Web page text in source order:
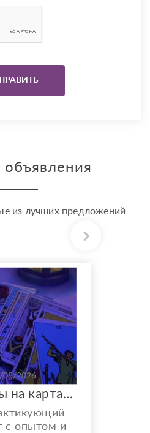
из лучших предложений
08/2026
Расклады на картах Таро. Таролог онлайн.
с опытом и